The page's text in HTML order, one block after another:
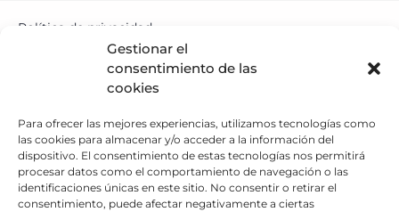
Gestionar el
consentimiento de las
cookies
Para ofrecer las mejores experiencias, utilizamos tecnologías como
las cookies para almacenar y/o acceder a la información del
dispositivo. El consentimiento de estas tecnologías nos permitirá
procesar datos como el comportamiento de navegación o las
identificaciones únicas en este sitio. No consentir o retirar el
consentimiento, puede afectar negativamente a ciertas
Política de privacidad
Política de Cookies
Descargo de responsabilidad
Política de Envíos
Política de Reembolso
¿Qué hacemos?
Trabaja con nosotros
Atención al cliente